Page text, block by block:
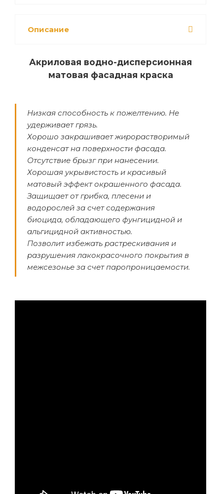
Описание
Акриловая водно-дисперсионная
матовая фасадная краска
Низкая способность к пожелтению. Не
удерживает грязь.
Хорошо закрашивает жирорастворимый
конденсат на поверхности фасада.
Отсутствие брызг при нанесении.
Хорошая укрывистость и красивый
матовый эффект окрашенного фасада.
Защищает от грибка, плесени и
водорослей за счет содержания
биоцида, обладающего фунгицидной и
альгицидной активностью.
Позволит избежать растрескивания и
разрушения лакокрасочного покрытия в
межсезонье за счет паропроницаемости.